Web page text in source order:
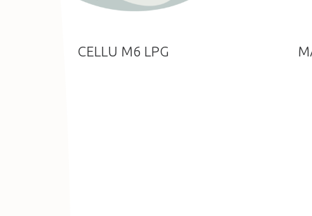
CELLU M6 LPG